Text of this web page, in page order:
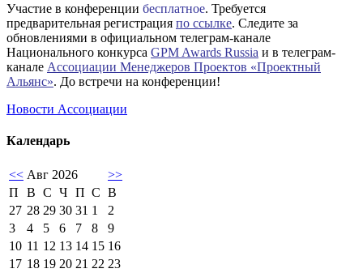
Участие в конференции бесплатное. Требуется
предварительная регистрация по ссылке. Следите за
обновлениями в официальном телеграм-канале
Национального конкурса GPM Awards Russia и в телеграм-
канале Ассоциации Менеджеров Проектов «Проектный
Альянс». До встречи на конференции!
Новости Ассоциации
Календарь
<< Авг 2026
>>
П
В С Ч П С В
27 28 29 30 31 1
2
3
4 5 6 7 8
9
10 11 12 13 14 15 16
17 18 19 20 21 22 23